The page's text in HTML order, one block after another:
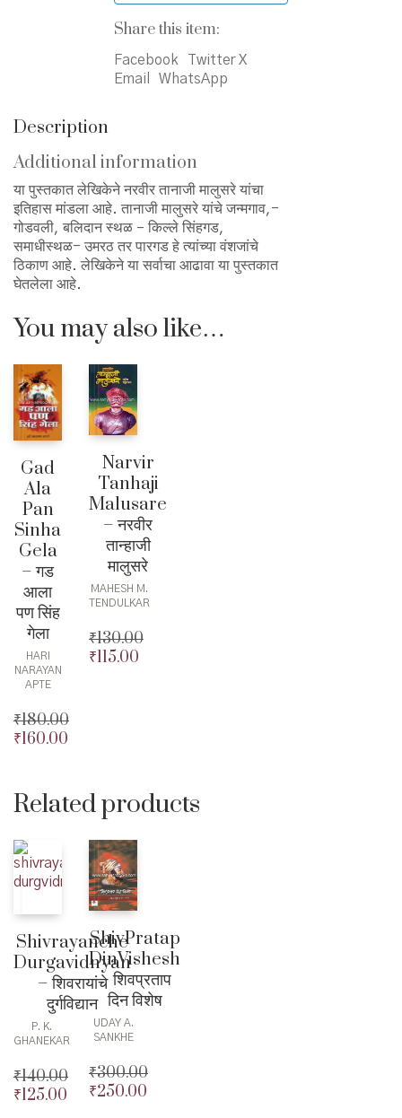
Share this item:
Facebook
Twitter X
Email
WhatsApp
Description
Additional information
या पुस्तकात लेखिकेने नरवीर तानाजी मालुसरे यांचा
इतिहास मांडला आहे. तानाजी मालुसरे यांचे जन्मगाव,-
गोडवली, बलिदान स्थळ – किल्ले सिंहगड,
समाधीस्थळ- उमरठ तर पारगड हे त्यांच्या वंशजांचे
ठिकाण आहे. लेखिकेने या सर्वाचा आढावा या पुस्तकात
घेतलेला आहे.
You may also like…
Gad
Ala
Pan
Sinha
Gela
– गड
आला
पण सिंह
गेला
HARI
NARAYAN
APTE
₹180.00
Original
₹180.00.
₹160.00
is:
₹160.00.
Narvir
Tanhaji
Malusare
– नरवीर
तान्हाजी
मालुसरे
MAHESH M.
TENDULKAR
₹130.00
Original
₹115.00
Related products
Shivrayanche
Durgavidnyan
– शिवरायांचे
दुर्गविद्यान
P. K.
GHANEKAR
₹140.00
Original
₹125.00
ShivPratap
DinVishesh
– शिवप्रताप
दिन विशेष
UDAY A.
SANKHE
₹300.00
Original
₹250.00